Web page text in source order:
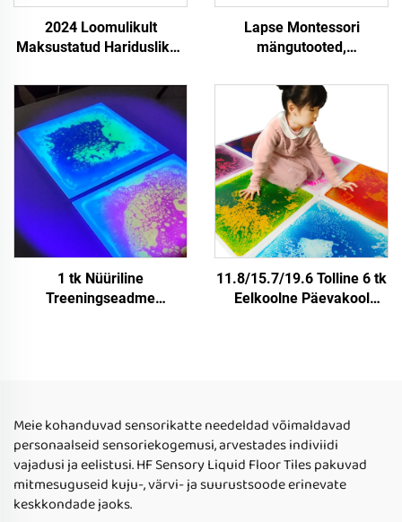
2024 Loomulikult
Maksustatud Hariduslikud
Mängutooted Lastele
Turvalised Mitte-Kiugavad
Kiirliikide
Tundmisharuldused
Lapse Montessori
mängutooted,
vedelikute tundrite katte,
stressi vähendamiseks,
vedeliku tundrike katte tile
autisuse jaoks
1 tk Nüüriline
Treeningseadme
Autissm
11.8/15.7/19.6 Tolline 6 tk
Eelkoolne Päevakool
Meie kohanduvad sensorikatte needeldad võimaldavad
personaalseid sensoriekogemusi, arvestades indiviidi
vajadusi ja eelistusi. HF Sensory Liquid Floor Tiles pakuvad
mitmesuguseid kuju-, värvi- ja suurustsoode erinevate
keskkondade jaoks.